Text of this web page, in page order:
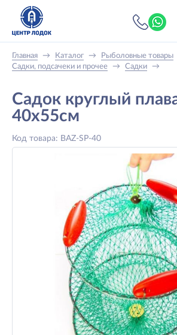
Главная → Каталог → Рыболовные товары
Садки, подсачеки и прочее
→ Садки →
Садок круглый
40x55см
Код товара: BAZ-SP-40